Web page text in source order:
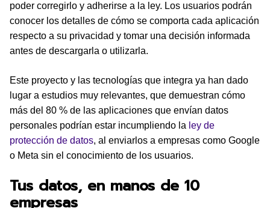
poder corregirlo y adherirse a la ley. Los usuarios podrán
conocer los detalles de cómo se comporta cada aplicación
respecto a su privacidad y tomar una decisión informada
antes de descargarla o utilizarla.
Este proyecto y las tecnologías que integra ya han dado
lugar a estudios muy relevantes, que demuestran cómo
más del 80 % de las aplicaciones que envían datos
personales podrían estar incumpliendo la ley de
protección de datos, al enviarlos a empresas como Google
o Meta sin el conocimiento de los usuarios.
Tus datos, en manos de 10
empresas